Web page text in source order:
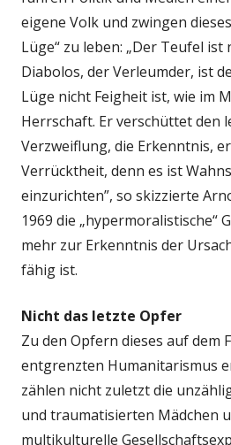
eigene Volk und zwingen
Lüge“ zu leben: „Der Teufel
Diabolos, der Verleumder, ist
Lüge nicht Feigheit ist, wie im
Herrschaft. Er verschüttet den
Verzweiflung, die Erkenntnis,
Verrücktheit, denn es ist
einzurichten”, so skizzierte
1969 die „hypermoralistische“
mehr zur Erkenntnis der
fähig ist.
Nicht das letzte Opfer
Zu den Opfern dieses auf dem
entgrenzten Humanitarismus
zählen nicht zuletzt die
und traumatisierten Mädchen
multikulturelle